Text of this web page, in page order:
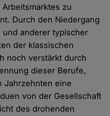
zu
Durch den Niedergang
und anderer typischer
der klassischen
noch verstärkt durch
dieser Berufe,
Jahrzehnten eine
von der Gesellschaft
des drohenden